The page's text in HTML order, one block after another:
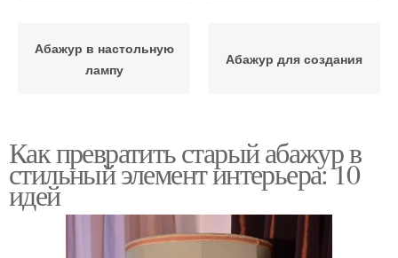
Абажур в настольную
лампу
Абажур для создания
Как превратить старый абажур в
стильный элемент интерьера: 10
идей